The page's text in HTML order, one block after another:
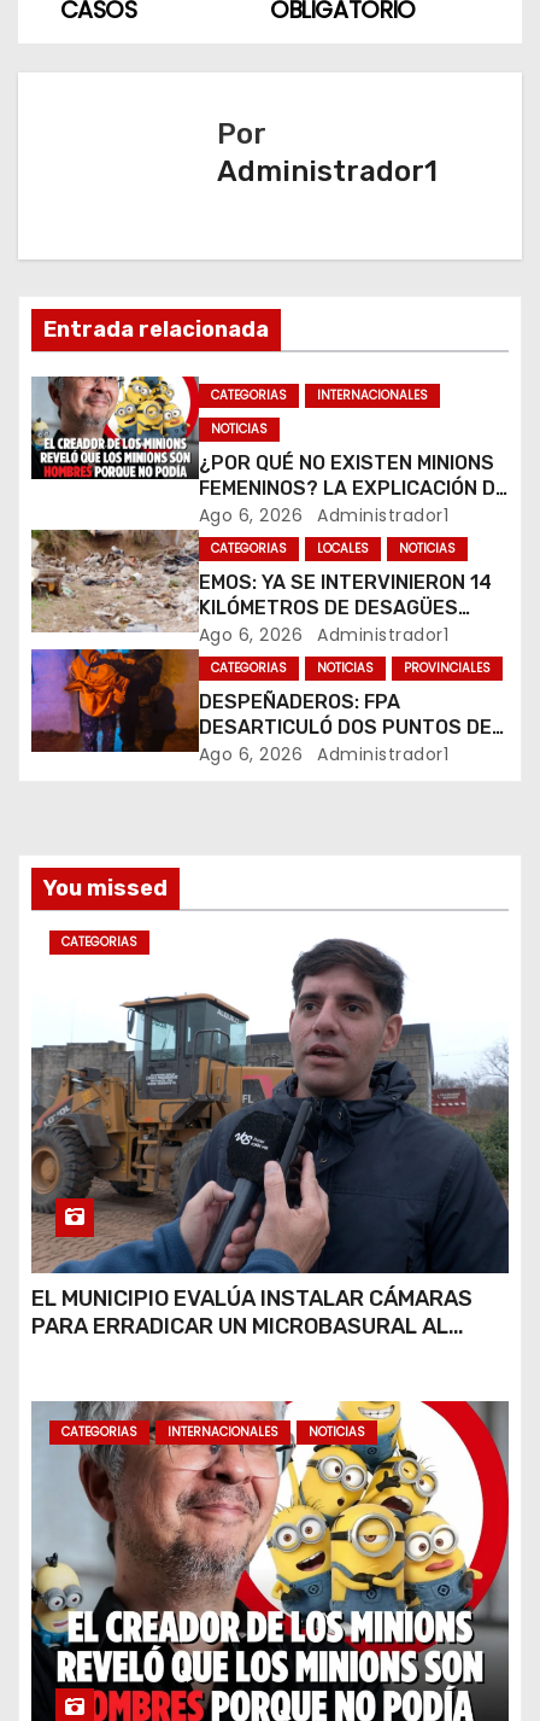
g
n
d
e
e
n
t
r
a
d
OBLIGATORIO
CASOS
Por
Administrador1
Entrada relacionada
CATEGORIAS
INTERNACIONALES
NOTICIAS
¿POR QUÉ NO EXISTEN MINIONS
FEMENINOS? LA EXPLICACIÓN DE
SU CREADOR QUE VOLVIÓ A
VIRALIZARSE
Ago 6, 2026 Administrador1
CATEGORIAS LOCALES NOTICIAS
EMOS: YA SE INTERVINIERON 14
KILÓMETROS DE DESAGÜES
PLUVIALES
Ago 6, 2026 Administrador1
CATEGORIAS NOTICIAS PROVINCIALES
DESPEÑADEROS: FPA
DESARTICULÓ DOS PUNTOS DE
VENTA DE DROGAS. TRES
Ago 6, 2026 Administrador1
You missed
CATEGORIAS
EL MUNICIPIO EVALÚA INSTALAR CÁMARAS
PARA ERRADICAR UN MICROBASURAL AL
CATEGORIAS INTERNACIONALES NOTICIAS